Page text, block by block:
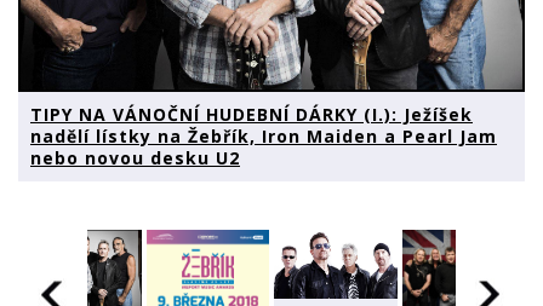
TIPY NA VÁNOČNÍ HUDEBNÍ DÁRKY (I.): Ježíšek
nadělí lístky na Žebřík, Iron Maiden a Pearl Jam
nebo novou desku U2